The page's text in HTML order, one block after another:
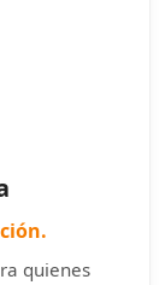
quienes